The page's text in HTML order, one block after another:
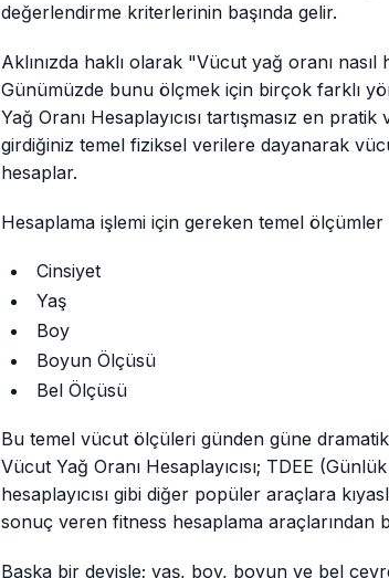
değerlendirme kriterlerinin başında gelir.
Aklınızda haklı olarak "Vücut yağ oranı
Günümüzde bunu ölçmek için birçok farklı
Yağ Oranı Hesaplayıcısı tartışmasız en
girdiğiniz temel fiziksel verilere dayanarak
hesaplar.
Hesaplama işlemi için gereken temel ölçümler
Cinsiyet
Yaş
Boy
Boyun Ölçüsü
Bel Ölçüsü
Bu temel vücut ölçüleri günden güne
Vücut Yağ Oranı Hesaplayıcısı; TDEE
hesaplayıcısı gibi diğer popüler araçlara
sonuç veren fitness hesaplama araçlarından
Başka bir deyişle; yaş, boy, boyun ve bel